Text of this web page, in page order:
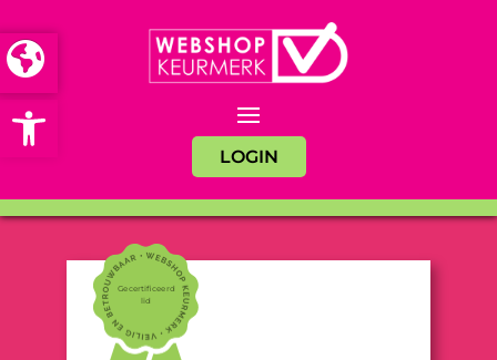
Open toolbar
LOGIN
Gecertificeerd
lid